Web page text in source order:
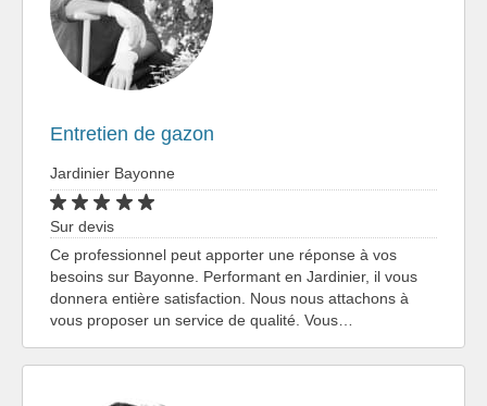
Entretien de gazon
Jardinier Bayonne
Sur devis
Ce professionnel peut apporter une réponse à vos
besoins sur Bayonne. Performant en Jardinier, il vous
donnera entière satisfaction. Nous nous attachons à
vous proposer un service de qualité. Vous…